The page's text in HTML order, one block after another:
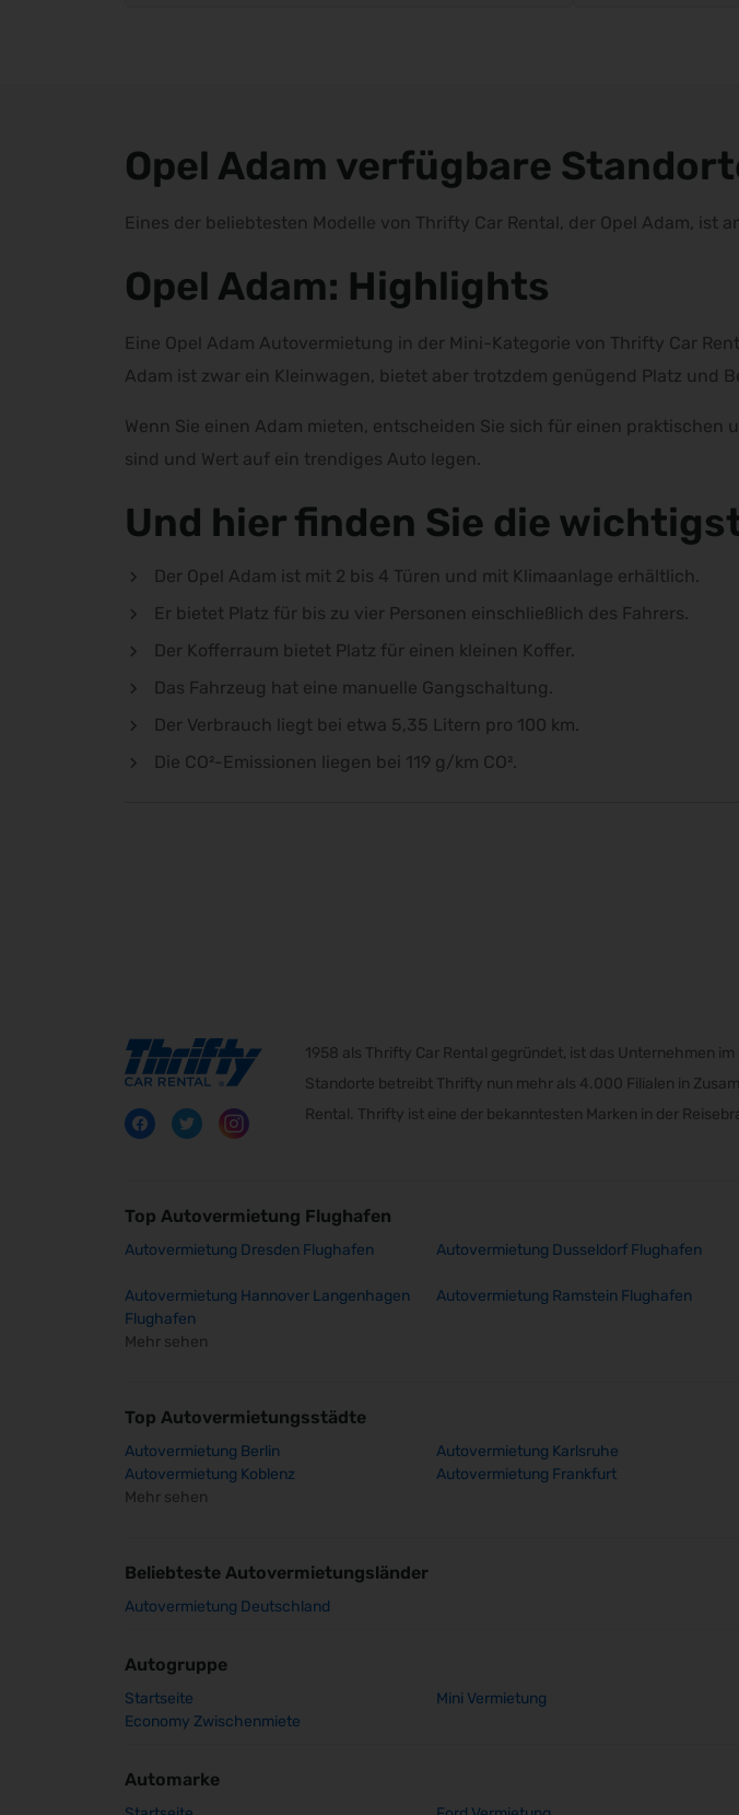
Opel Adam verfügbare
Eines der beliebtesten Modelle von Thrifty Car Rental, der Opel Adam,
Opel Adam: Highlights
Eine Opel Adam Autovermietung in der Mini-Kategorie von Thrifty Car
Adam ist zwar ein Kleinwagen, bietet aber trotzdem genügend Platz und
Wenn Sie einen Adam mieten, entscheiden Sie sich für einen
sind und Wert auf ein trendiges Auto legen.
Und hier finden Sie die
Der Opel Adam ist mit 2 bis 4 Türen und mit Klimaanlage erhältlich.
Er bietet Platz für bis zu vier Personen einschließlich des Fahrers.
Der Kofferraum bietet Platz für einen kleinen Koffer.
Das Fahrzeug hat eine manuelle Gangschaltung.
Der Verbrauch liegt bei etwa 5,35 Litern pro 100 km.
Die CO²-Emissionen liegen bei 119 g/km CO².
1958 als Thrifty Car Rental gegründet, ist das Unternehmen
Standorte betreibt Thrifty nun mehr als 4.000 Filialen in
Rental. Thrifty ist eine der bekanntesten Marken in der
Top Autovermietung Flughafen
Autovermietung Dresden Flughafen Autovermietung Dusseldorf Flughafen
Autovermietung Hannover Langenhagen
Flughafen
Autovermietung Ramstein Flughafen
Mehr sehen
Top Autovermietungsstädte
Autovermietung Berlin Autovermietung Karlsruhe
Autovermietung Koblenz
Autovermietung Frankfurt
Mehr sehen
Beliebteste Autovermietungsländer
Autovermietung Deutschland
Autogruppe
Startseite Mini Vermietung
Economy Zwischenmiete
Automarke